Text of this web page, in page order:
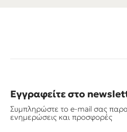
Εγγραφείτε στο
Συμπληρώστε το e-mail σας
ενημερώσεις και προσφορές